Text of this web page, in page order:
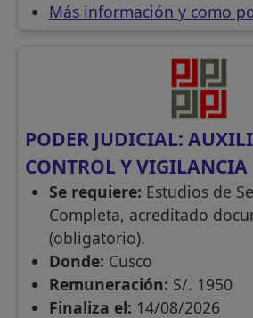
Más información y como
PODER JUDICIAL:
CONTROL Y VIGILANCIA
Se requiere: Estudios de
Completa, acreditado
(obligatorio).
Donde: Cusco
Remuneración: S/. 1950
Finaliza el: 14/08/2026